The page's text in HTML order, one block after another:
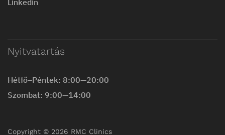
Linkedin
Nyitvatartás
Hétfő–Péntek: 8:00—20:00
Szombat: 9:00—14:00
Copyright © 2026 RMC Clinics